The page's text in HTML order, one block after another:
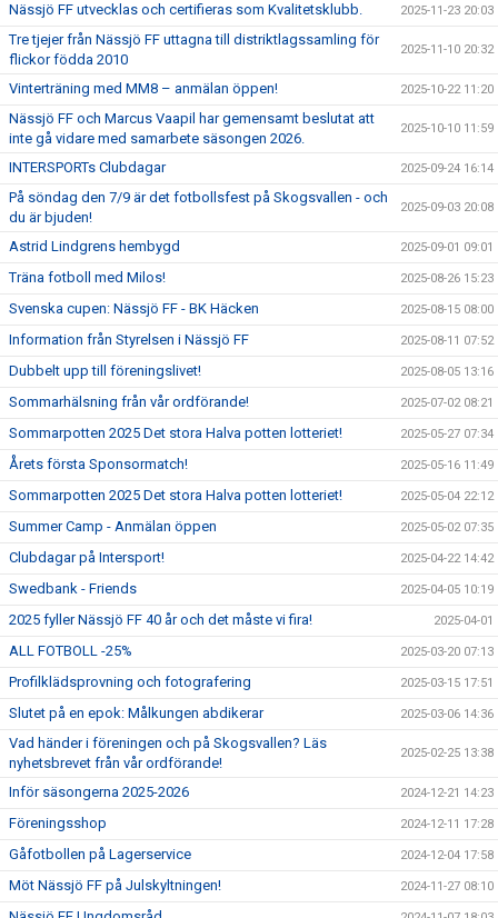
Nässjö FF utvecklas och certifieras som Kvalitetsklubb. 2025-11-23 20:03
Tre tjejer från Nässjö FF uttagna till distriktlagssamling för
flickor födda 2010
2025-11-10 20:32
Vinterträning med MM8 – anmälan öppen! 2025-10-22 11:20
Nässjö FF och Marcus Vaapil har gemensamt beslutat att
inte gå vidare med samarbete säsongen 2026.
2025-10-10 11:59
INTERSPORTs Clubdagar 2025-09-24 16:14
På söndag den 7/9 är det fotbollsfest på Skogsvallen - och
du är bjuden!
2025-09-03 20:08
Astrid Lindgrens hembygd 2025-09-01 09:01
Träna fotboll med Milos! 2025-08-26 15:23
Svenska cupen: Nässjö FF - BK Häcken 2025-08-15 08:00
Information från Styrelsen i Nässjö FF 2025-08-11 07:52
Dubbelt upp till föreningslivet! 2025-08-05 13:16
Sommarhälsning från vår ordförande! 2025-07-02 08:21
Sommarpotten 2025 Det stora Halva potten lotteriet! 2025-05-27 07:34
Årets första Sponsormatch! 2025-05-16 11:49
Sommarpotten 2025 Det stora Halva potten lotteriet! 2025-05-04 22:12
Summer Camp - Anmälan öppen 2025-05-02 07:35
Clubdagar på Intersport! 2025-04-22 14:42
Swedbank - Friends 2025-04-05 10:19
2025 fyller Nässjö FF 40 år och det måste vi fira! 2025-04-01
ALL FOTBOLL -25% 2025-03-20 07:13
Profilklädsprovning och fotografering 2025-03-15 17:51
Slutet på en epok: Målkungen abdikerar 2025-03-06 14:36
Vad händer i föreningen och på Skogsvallen? Läs
nyhetsbrevet från vår ordförande!
2025-02-25 13:38
Inför säsongerna 2025-2026 2024-12-21 14:23
Föreningsshop 2024-12-11 17:28
Gåfotbollen på Lagerservice 2024-12-04 17:58
Möt Nässjö FF på Julskyltningen! 2024-11-27 08:10